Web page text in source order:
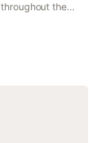
the
a suite